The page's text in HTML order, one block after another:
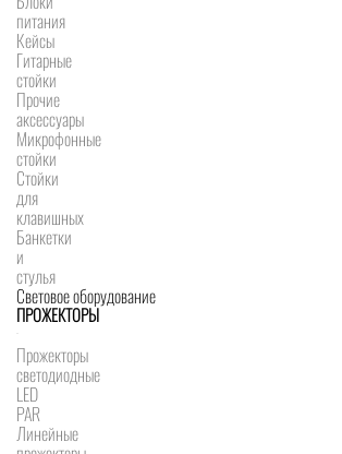
питания
Кейсы
Гитарные
стойки
Прочие
аксессуары
Микрофонные
стойки
Стойки
для
клавишных
Банкетки
и
стулья
Световое оборудование
ПРОЖЕКТОРЫ
Прожекторы
светодиодные
LED
PAR
Линейные